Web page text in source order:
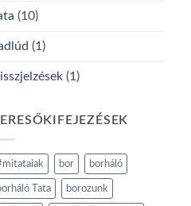
(10)
(1)
(1)
bor borháló
Tata borozunk